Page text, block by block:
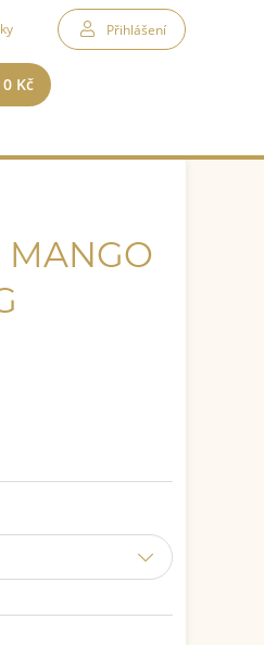
Přihlášení
0 Kč
MANGO